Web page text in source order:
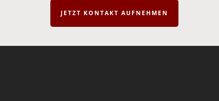
JETZT KONTAKT AUFNEHMEN